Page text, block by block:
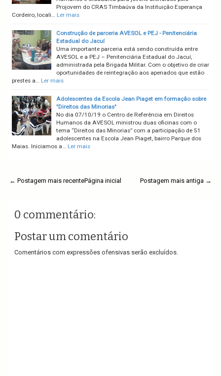
Projovem do CRAS Timbaúva da Instituição Esperança
Cordeiro, locali… Ler mais
Construção de parceria AVESOL e PEJ - Penitenciária
Estadual do Jacuí
Uma importante parceria está sendo construída entre
AVESOL e a PEJ – Penitenciária Estadual do Jacuí,
administrada pela Brigada Militar. Com o objetivo de criar
oportunidades de reintegração aos apenados que estão
prestes a… Ler mais
Adolescentes da Escola Jean Piaget em formação sobre
"Direitos das Minorias"
No dia 07/10/19 o Centro de Referência em Direitos
Humanos da AVESOL ministrou duas oficinas com o
tema “Direitos das Minorias” com a participação de 51
adolescentes na Escola Jean Piaget, bairro Parque dos
Maias. Iniciamos a… Ler mais
← Postagem mais recente Postagem mais antiga →
Página inicial
0 commentário:
Postar um comentário
Comentários com expressões ofensivas serão excluídos.